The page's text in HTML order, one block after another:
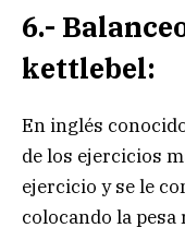
6.-
kettlebel:
En inglés
de los ejercicios
ejercicio y se le
colocando la